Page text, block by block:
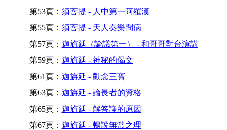
第53頁： 須菩提 - 人中第一阿羅漢
第55頁： 須菩提 - 天人奏樂問病
第57頁： 迦旃延（論議第一） - 和哥哥對台演講
第59頁： 迦旃延 - 神秘的偈文
第61頁： 迦旃延 - 勸念三寶
第63頁： 迦旃延 - 論長者的資格
第65頁： 迦旃延 - 解答諍的原因
第67頁： 迦旃延 - 暢說無常之理